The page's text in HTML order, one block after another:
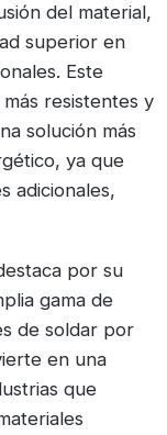
del material,
superior en
Este
resistentes y
solución más
ya que
adicionales,
por su
gama de
de soldar por
en una
que